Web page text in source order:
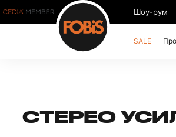
Шоу-рум
SALE
СТЕРЕО